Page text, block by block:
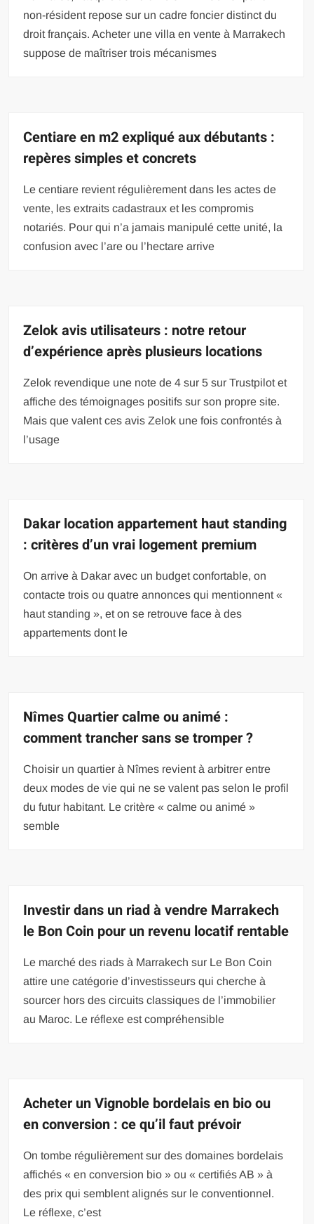
non-résident repose sur un cadre foncier distinct du
droit français. Acheter une villa en vente à Marrakech
suppose de maîtriser trois mécanismes
Centiare en m2 expliqué aux débutants :
repères simples et concrets
Le centiare revient régulièrement dans les actes de
vente, les extraits cadastraux et les compromis
notariés. Pour qui n’a jamais manipulé cette unité, la
confusion avec l’are ou l’hectare arrive
Zelok avis utilisateurs : notre retour
d’expérience après plusieurs locations
Zelok revendique une note de 4 sur 5 sur Trustpilot et
affiche des témoignages positifs sur son propre site.
Mais que valent ces avis Zelok une fois confrontés à
l’usage
Dakar location appartement haut standing
: critères d’un vrai logement premium
On arrive à Dakar avec un budget confortable, on
contacte trois ou quatre annonces qui mentionnent «
haut standing », et on se retrouve face à des
appartements dont le
Nîmes Quartier calme ou animé :
comment trancher sans se tromper ?
Choisir un quartier à Nîmes revient à arbitrer entre
deux modes de vie qui ne se valent pas selon le profil
du futur habitant. Le critère « calme ou animé »
semble
Investir dans un riad à vendre Marrakech
le Bon Coin pour un revenu locatif rentable
Le marché des riads à Marrakech sur Le Bon Coin
attire une catégorie d’investisseurs qui cherche à
sourcer hors des circuits classiques de l’immobilier
au Maroc. Le réflexe est compréhensible
Acheter un Vignoble bordelais en bio ou
en conversion : ce qu’il faut prévoir
On tombe régulièrement sur des domaines bordelais
affichés « en conversion bio » ou « certifiés AB » à
des prix qui semblent alignés sur le conventionnel.
Le réflexe, c’est